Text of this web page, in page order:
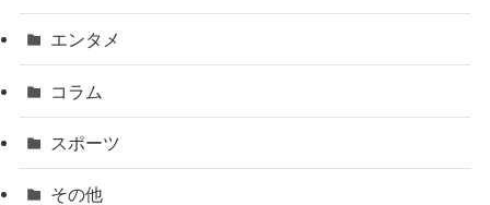
エンタメ
コラム
スポーツ
その他